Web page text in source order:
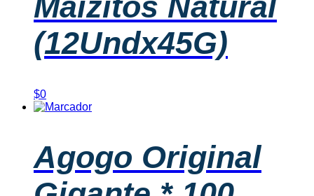
(12Undx45G)
$0
Agogo Original